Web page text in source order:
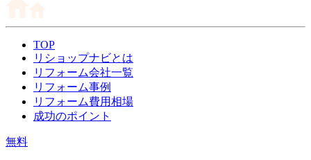
TOP
リショップナビとは
リフォーム会社一覧
リフォーム事例
リフォーム費用相場
成功のポイント
無料